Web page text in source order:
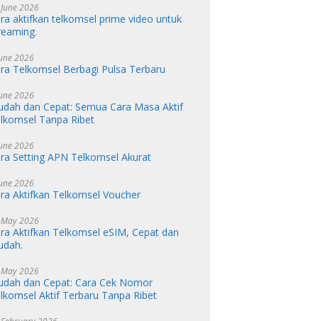
2026
aktifkan telkomsel prime video untuk
2026
Telkomsel Berbagi Pulsa Terbaru
2026
dan Cepat: Semua Cara Masa Aktif
Tanpa Ribet
2026
Setting APN Telkomsel Akurat
2026
Aktifkan Telkomsel Voucher
2026
Aktifkan Telkomsel eSIM, Cepat dan
2026
dan Cepat: Cara Cek Nomor
Aktif Terbaru Tanpa Ribet